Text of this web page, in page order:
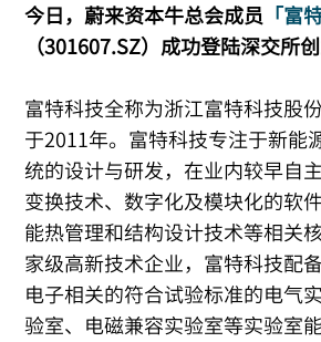
今日，蔚来资本牛总会成员 「富
（301607.SZ）成功登陆深交所创
富特科技全称为浙江富特科技股
于2011年。富特科技专注于新能
统的设计与研发，在业内较早自
变换技术、数字化及模块化的软
能热管理和结构设计技术等相关
家级高新技术企业，富特科技配
电子相关的符合试验标准的电气
验室、电磁兼容实验室等实验室能